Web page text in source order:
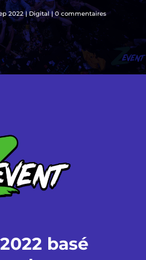
2022|Digital|0 commentaires
basé